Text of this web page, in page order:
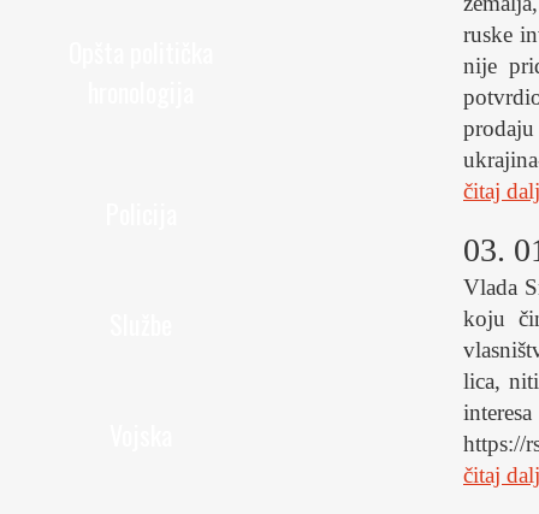
ruske
nije
čitaj
03.
Vlada
koju
lica,
https://
čitaj